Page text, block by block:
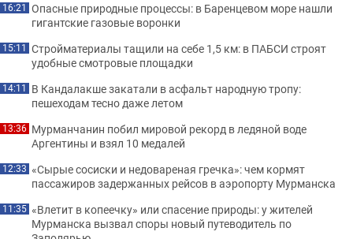
16:21 Опасные природные процессы: в Баренцевом море нашли
гигантские газовые воронки
15:11 Стройматериалы тащили на себе 1,5 км: в ПАБСИ строят
удобные смотровые площадки
14:11 В Кандалакше закатали в асфальт народную тропу:
пешеходам тесно даже летом
13:36 Мурманчанин побил мировой рекорд в ледяной воде
Аргентины и взял 10 медалей
12:33 «Сырые сосиски и недовареная гречка»: чем кормят
пассажиров задержанных рейсов в аэропорту Мурманска
11:35 «Влетит в копеечку» или спасение природы: у жителей
Мурманска вызвал споры новый путеводитель по